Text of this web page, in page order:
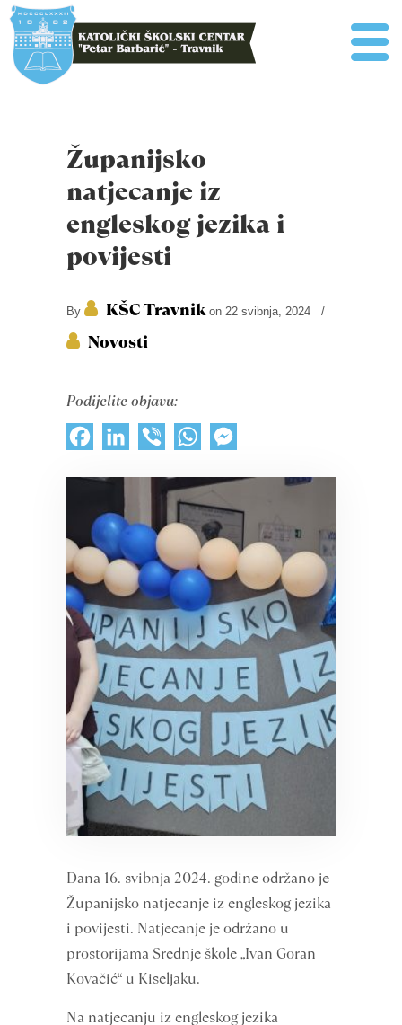
Županijsko
natjecanje iz
engleskog jezika i
povijesti
By KŠC Travnikon 22 svibnja, 2024 /
Novosti
Podijelite objavu:
FacebookLinkedInViber WhatsApp
Dana 16. svibnja 2024. godine održano je
Županijsko natjecanje iz engleskog jezika
i povijesti. Natjecanje je održano u
prostorijama Srednje škole „Ivan Goran
Kovačić“ u Kiseljaku.
Na natjecanju iz engleskog jezika